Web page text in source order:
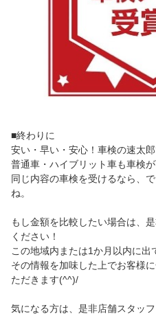
■終わりに
安い・早い・安心！車検の速太
普通車・ハイブリット車も車検が
同じ内容の車検を受けるなら、
ね。
もし金額を比較したい場合は、
ください！
この地域内または1か月以内に出
その情報を加味した上でお客様
ただきます(^^)/
気になる方は、是非店舗スタッ